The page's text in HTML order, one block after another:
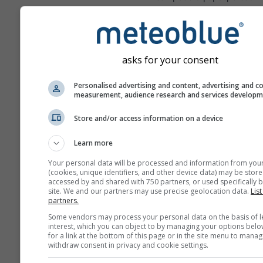
θερμοκρασίες για βουνά
ακτές μπορεί να
ακριβές σημείο που
Μπορείτε να βρείτε το
του κελιού πλέγματος
έναν μήνα υπάρχουν
αθροίσματα για
μέγιστες και μέσες τιμές.
περισσότερους από 6
υπάρχουν μηνιαίες
Προσφέρουμε επίσης
ακατέργαστα δεδομένα
asks for your consent
Personalised advertising and content, advertising and
measurement, audience research and services
Store and/or access information on a device
Learn more
Your personal data will be processed and information from
(cookies, unique identifiers, and other device data) may be
accessed by and shared with 750 partners, or used specifically
site. We and our partners may use precise geolocation data.
partners.
Some vendors may process your personal data on the basis of
interest, which you can object to by managing your options
for a link at the bottom of this page or in the site menu to
withdraw consent in privacy and cookie settings.